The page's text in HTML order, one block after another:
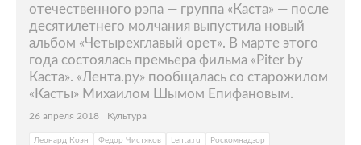
отечественного рэпа — группа «Каста» — после
десятилетнего молчания выпустила новый
альбом «Четырехглавый орет». В марте этого
года состоялась премьера фильма «Piter by
Каста». «Лента.ру» пообщалась со старожилом
«Касты» Михаилом Шымом Епифановым.
26 апреля 2018 Культура
Леонард Коэн Федор Чистяков Lenta.ru Роскомнадзор